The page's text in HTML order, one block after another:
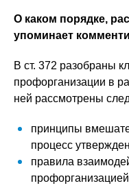
О каком порядке,
упоминает
В ст. 372 разобраны
профорганизации в
ней рассмотрены
принципы
процесс
правила